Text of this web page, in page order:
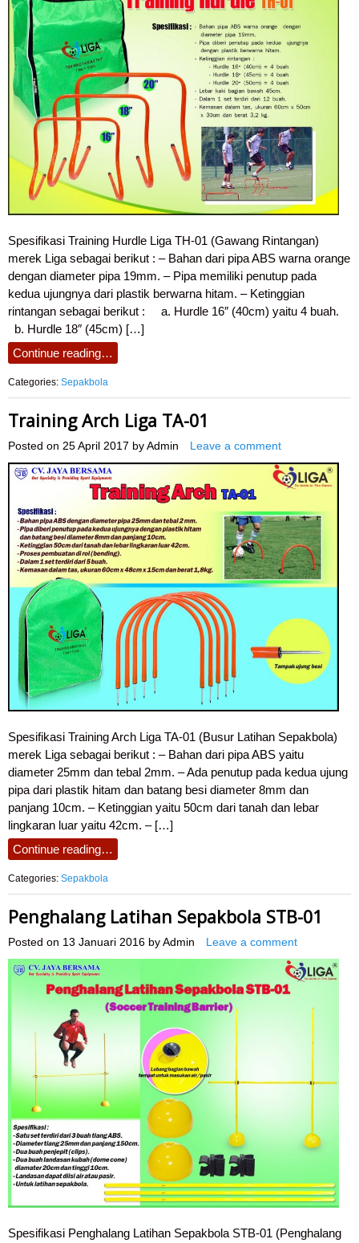
Spesifikasi Training Hurdle Liga TH-01 (Gawang Rintangan)
merek Liga sebagai berikut : – Bahan dari pipa ABS warna orange
dengan diameter pipa 19mm. – Pipa memiliki penutup pada
kedua ujungnya dari plastik berwarna hitam. – Ketinggian
rintangan sebagai berikut : a. Hurdle 16″ (40cm) yaitu 4 buah.
b. Hurdle 18″ (45cm) […]
Continue reading…
Categories: Sepakbola
Training Arch Liga TA-01
Posted on 25 April 2017 by Admin Leave a comment
Spesifikasi Training Arch Liga TA-01 (Busur Latihan Sepakbola)
merek Liga sebagai berikut : – Bahan dari pipa ABS yaitu
diameter 25mm dan tebal 2mm. – Ada penutup pada kedua ujung
pipa dari plastik hitam dan batang besi diameter 8mm dan
panjang 10cm. – Ketinggian yaitu 50cm dari tanah dan lebar
lingkaran luar yaitu 42cm. – […]
Continue reading…
Categories: Sepakbola
Penghalang Latihan Sepakbola STB-01
Posted on 13 Januari 2016 by Admin Leave a comment
Spesifikasi Penghalang Latihan Sepakbola STB-01 (Penghalang